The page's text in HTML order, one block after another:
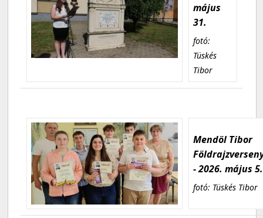
május
31.
fotó:
Tüskés
Tibor
Mendöl Tibor
- 2026. május 5.
fotó: Tüskés Tibor